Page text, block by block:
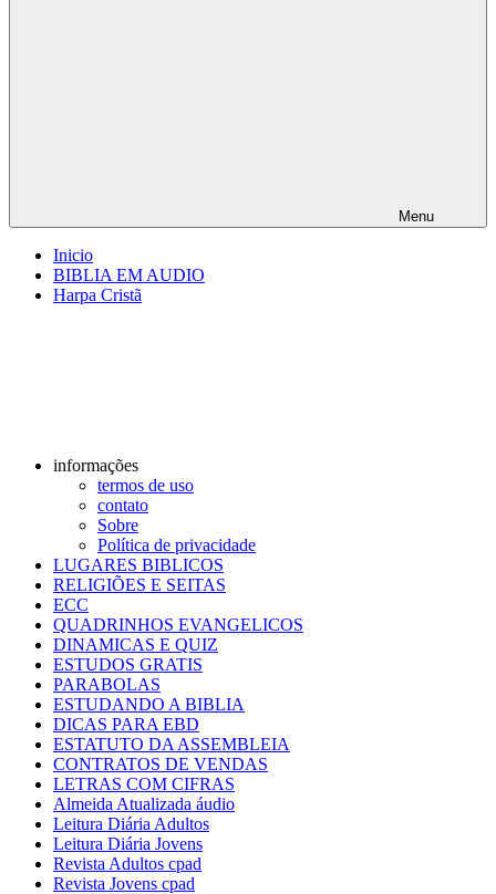
Menu
Inicio
BIBLIA EM AUDIO
Harpa Cristã
informações
termos de uso
contato
Sobre
Política de privacidade
LUGARES BIBLICOS
RELIGIÕES E SEITAS
ECC
QUADRINHOS EVANGELICOS
DINAMICAS E QUIZ
ESTUDOS GRATIS
PARABOLAS
ESTUDANDO A BIBLIA
DICAS PARA EBD
ESTATUTO DA ASSEMBLEIA
CONTRATOS DE VENDAS
LETRAS COM CIFRAS
Almeida Atualizada áudio
Leitura Diária Adultos
Leitura Diária Jovens
Revista Adultos cpad
Revista Jovens cpad